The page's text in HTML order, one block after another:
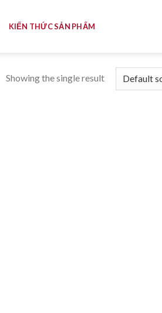
KIẾN THỨC SẢN PHẨM
Showing the single result